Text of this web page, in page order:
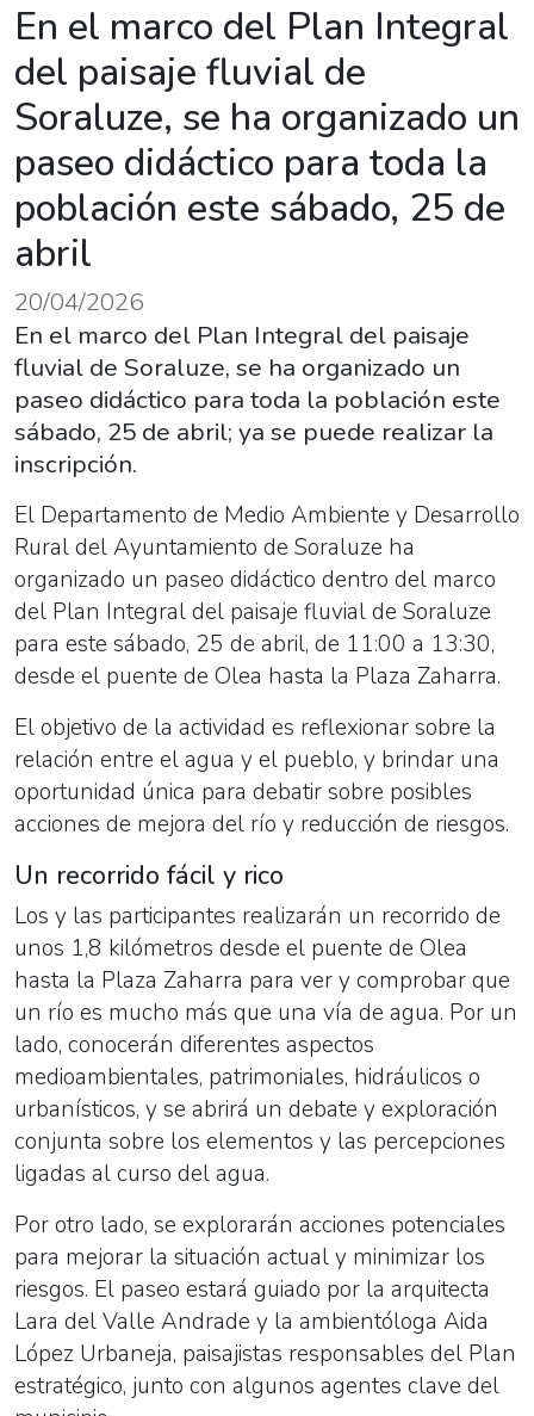
En el marco del Plan Integral
del paisaje fluvial de
Soraluze, se ha organizado un
paseo didáctico para toda la
población este sábado, 25 de
abril
20/04/2026
En el marco del Plan Integral del paisaje
fluvial de Soraluze, se ha organizado un
paseo didáctico para toda la población este
sábado, 25 de abril; ya se puede realizar la
inscripción.
El Departamento de Medio Ambiente y Desarrollo
Rural del Ayuntamiento de Soraluze ha
organizado un paseo didáctico dentro del marco
del Plan Integral del paisaje fluvial de Soraluze
para este sábado, 25 de abril, de 11:00 a 13:30,
desde el puente de Olea hasta la Plaza Zaharra.
El objetivo de la actividad es reflexionar sobre la
relación entre el agua y el pueblo, y brindar una
oportunidad única para debatir sobre posibles
acciones de mejora del río y reducción de riesgos.
Un recorrido fácil y rico
Los y las participantes realizarán un recorrido de
unos 1,8 kilómetros desde el puente de Olea
hasta la Plaza Zaharra para ver y comprobar que
un río es mucho más que una vía de agua. Por un
lado, conocerán diferentes aspectos
medioambientales, patrimoniales, hidráulicos o
urbanísticos, y se abrirá un debate y exploración
conjunta sobre los elementos y las percepciones
ligadas al curso del agua.
Por otro lado, se explorarán acciones potenciales
para mejorar la situación actual y minimizar los
riesgos. El paseo estará guiado por la arquitecta
Lara del Valle Andrade y la ambientóloga Aida
López Urbaneja, paisajistas responsables del Plan
estratégico, junto con algunos agentes clave del